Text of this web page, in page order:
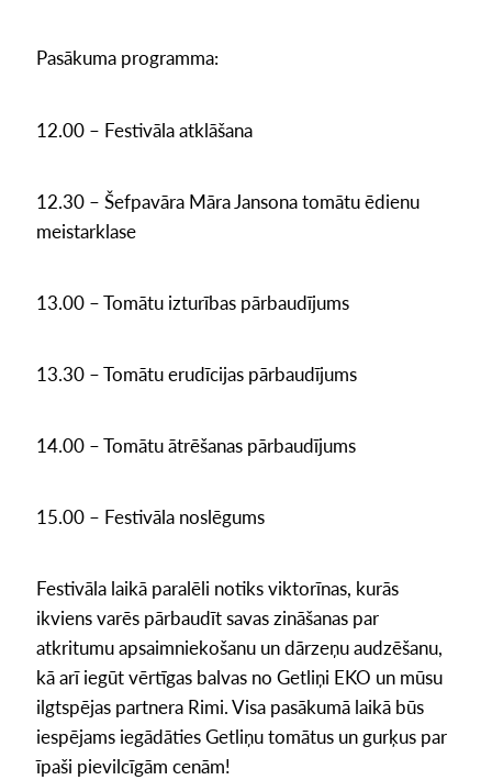
Pasākuma programma:
12.00 – Festivāla atklāšana
12.30 – Šefpavāra Māra Jansona tomātu ēdienu
meistarklase
13.00 – Tomātu izturības pārbaudījums
13.30 – Tomātu erudīcijas pārbaudījums
14.00 – Tomātu ātrēšanas pārbaudījums
15.00 – Festivāla noslēgums
Festivāla laikā paralēli notiks viktorīnas, kurās
ikviens varēs pārbaudīt savas zināšanas par
atkritumu apsaimniekošanu un dārzeņu audzēšanu,
kā arī iegūt vērtīgas balvas no Getliņi EKO un mūsu
ilgtspējas partnera Rimi. Visa pasākumā laikā būs
iespējams iegādāties Getliņu tomātus un gurķus par
īpaši pievilcīgām cenām!